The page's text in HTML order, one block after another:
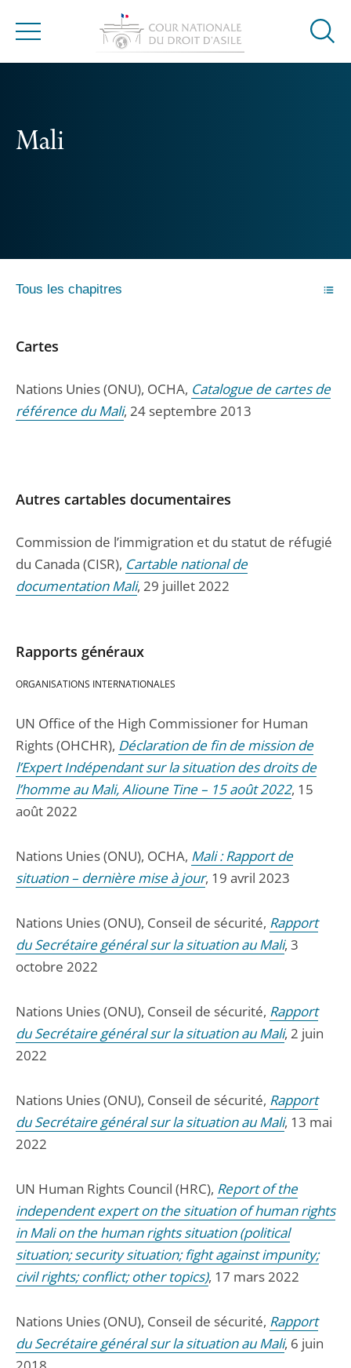
Menu
Ouvrir
Mali
Tous les chapitres
Cartes
Nations Unies (ONU), OCHA, Catalogue de cartes de
référence du Mali, 24 septembre 2013
Autres cartables documentaires
Commission de l’immigration et du statut de réfugié
du Canada (CISR), Cartable national de
documentation Mali, 29 juillet 2022
Rapports généraux
ORGANISATIONS INTERNATIONALES
UN Office of the High Commissioner for Human
Rights (OHCHR), Déclaration de fin de mission de
l’Expert Indépendant sur la situation des droits de
l’homme au Mali, Alioune Tine – 15 août 2022, 15
août 2022
Nations Unies (ONU), OCHA, Mali : Rapport de
situation – dernière mise à jour, 19 avril 2023
Nations Unies (ONU), Conseil de sécurité, Rapport
du Secrétaire général sur la situation au Mali, 3
octobre 2022
Nations Unies (ONU), Conseil de sécurité, Rapport
du Secrétaire général sur la situation au Mali, 2 juin
2022
Nations Unies (ONU), Conseil de sécurité, Rapport
du Secrétaire général sur la situation au Mali, 13 mai
2022
UN Human Rights Council (HRC), Report of the
independent expert on the situation of human rights
in Mali on the human rights situation (political
situation; security situation; fight against impunity;
civil rights; conflict; other topics), 17 mars 2022
Nations Unies (ONU), Conseil de sécurité, Rapport
du Secrétaire général sur la situation au Mali, 6 juin